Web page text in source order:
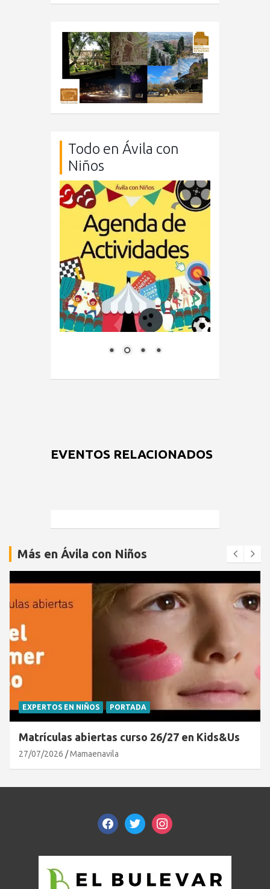
Todo en Ávila con
Niños
EVENTOS RELACIONADOS
Más en Ávila con Niños
EXPERTOS EN NIÑOS PORTADA
Matrículas abiertas curso 26/27 en Kids&Us
27/07/2026 Mamaenavila
facebooktwitterinstagram